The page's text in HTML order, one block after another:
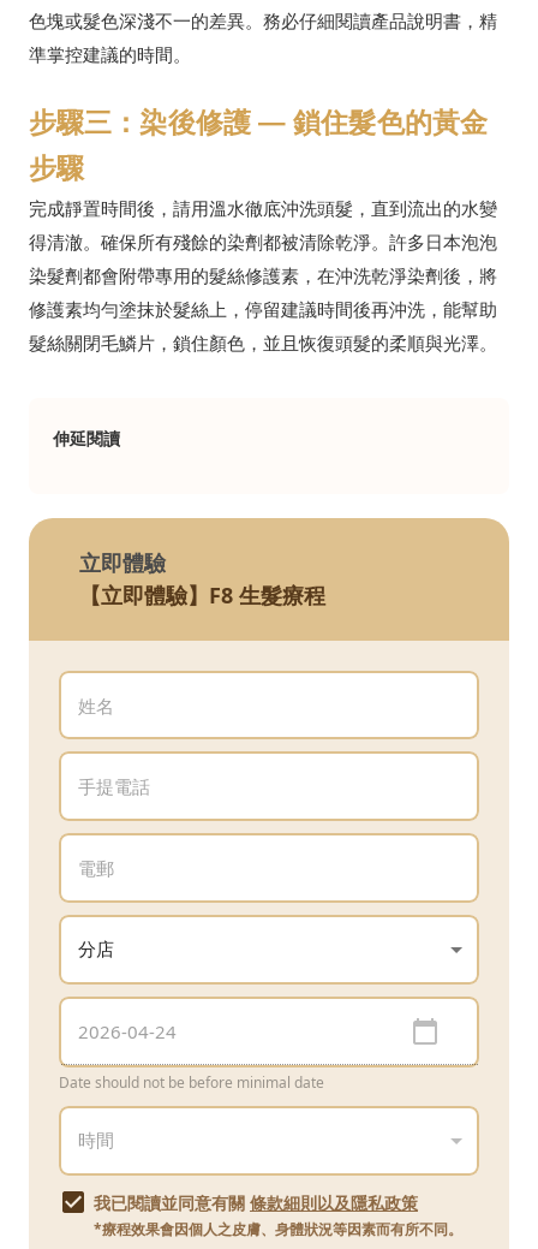
色塊或髮色深淺不一的差異。務必仔細閱讀產品說明書，精
準掌控建議的時間。
步驟三：染後修護 — 鎖住髮色的黃金
步驟
完成靜置時間後，請用溫水徹底沖洗頭髮，直到流出的水變
得清澈。確保所有殘餘的染劑都被清除乾淨。許多日本泡泡
染髮劑都會附帶專用的髮絲修護素，在沖洗乾淨染劑後，將
修護素均勻塗抹於髮絲上，停留建議時間後再沖洗，能幫助
髮絲關閉毛鱗片，鎖住顏色，並且恢復頭髮的柔順與光澤。
伸延閱讀
立即體驗
【立即體驗】F8 生髮療程
Date should not be before minimal date
我已閱讀並同意有關 條款細則以及隱私政策
*療程效果會因個人之皮膚、身體狀況等因素而有所不同。